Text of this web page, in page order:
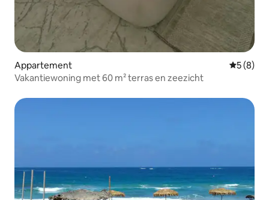
Appartement
5 (8)
Vakantiewoning met 60 m² terras en zeezicht